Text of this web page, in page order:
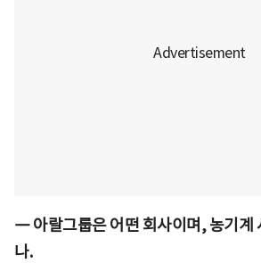
― 아랄그룹은 어떤 회사이며, 농기계
나.